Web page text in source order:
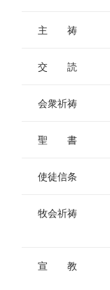
主 祷
交 読
会衆祈祷
聖 書
使徒信条
牧会祈祷
宣 教